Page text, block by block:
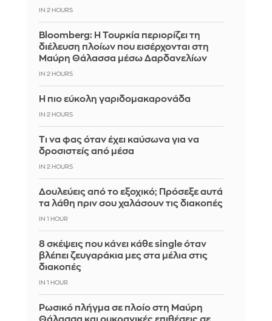
IN 2 HOURS
Bloomberg: Η Τουρκία περιορίζει τη
διέλευση πλοίων που εισέρχονται στη
Μαύρη Θάλασσα μέσω Δαρδανελίων
IN 2 HOURS
Η πιο εύκολη γαριδομακαρονάδα
IN 2 HOURS
Τι να φας όταν έχει καύσωνα για να
δροσιστείς από μέσα
IN 2 HOURS
Δουλεύεις από το εξοχικό; Πρόσεξε αυτά
τα λάθη πριν σου χαλάσουν τις διακοπές
IN 1 HOUR
8 σκέψεις που κάνει κάθε single όταν
βλέπει ζευγαράκια μες στα μέλια στις
διακοπές
IN 1 HOUR
Ρωσικό πλήγμα σε πλοίο στη Μαύρη